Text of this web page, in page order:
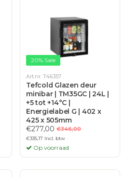
20% Sale
Art.nr. T46357
Tefcold Glazen deur
minibar | TM35GC | 24L |
+5 tot +14°C |
Energielabel G | 402 x
425 x 505mm
€277,00 €346,00
€335,17 Incl. btw
Op voorraad